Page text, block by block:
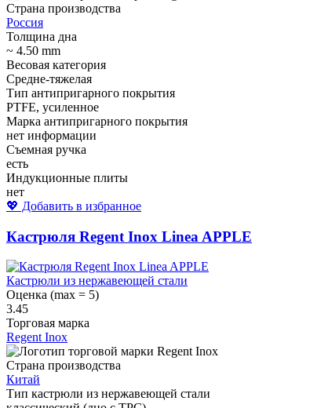
Страна производства
Россия
Толщина дна
~ 4.50 mm
Весовая категория
Средне-тяжелая
Тип антипригарного покрытия
PTFE, усиленное
Марка антипригарного покрытия
нет информации
Съемная ручка
есть
Индукционные плиты
нет
💖 Добавить в избранное
Кастрюля Regent Inox Linea APPLE
Кастрюли из нержавеющей стали
Оценка (max = 5)
3.45
Торговая марка
Regent Inox
Страна производства
Китай
Тип кастрюли из нержавеющей стали